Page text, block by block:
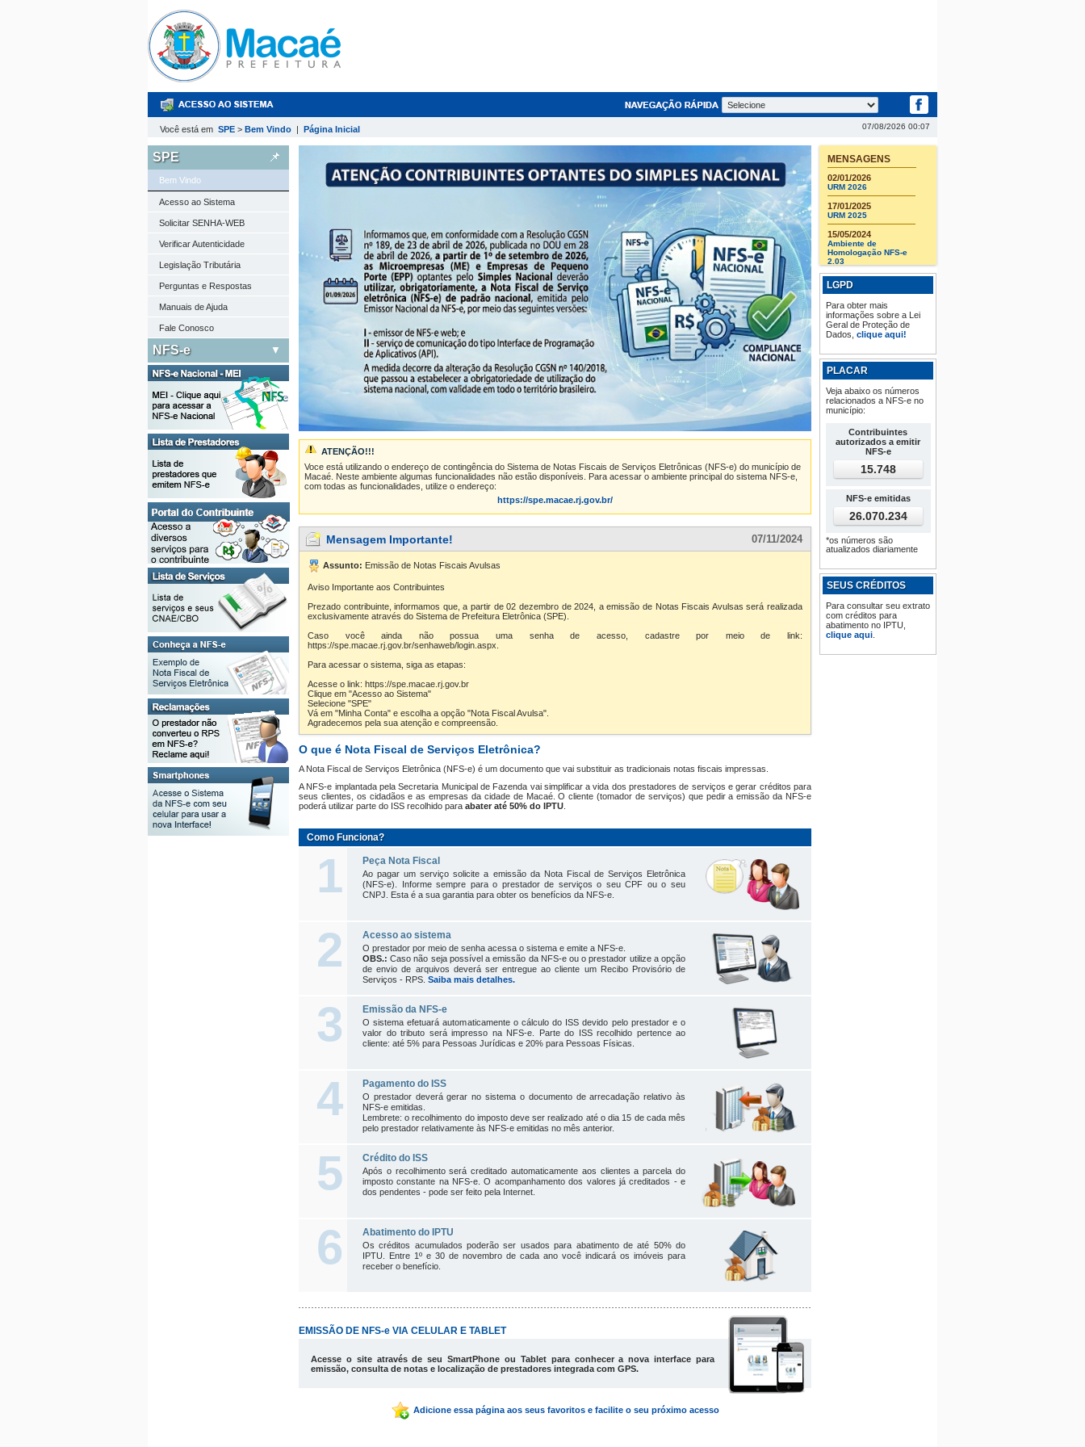
Você está em SPE > Bem Vindo | Página Inicial 07/08/2026 00:07
SPE
Bem Vindo
Acesso ao Sistema
Solicitar SENHA-WEB
Verificar Autenticidade
Legislação Tributária
Perguntas e Respostas
Manuais de Ajuda
Fale Conosco
NFS-e
Consulte seus Créditos
Verifique a Autenticidade
Consulta de RPS
MENSAGENS
02/01/2026
URM 2026
17/01/2025
URM 2025
15/05/2024
Ambiente de
Homologação NFS-e
2.03
03/01/2024
URM 2024
10/07/2023
Ambiente de
Homologação
URM 2023
17/01/2021
06/01/2021
URM 2021
30/12/2019
URM 2020
URM 2019
URM 2018
29/12/2016
URM 2017
LGPD
Para obter mais
informações sobre a Lei
Geral de Proteção de
Dados, clique aqui!
PLACAR
Veja abaixo os números
relacionados a NFS-e no
município:
Contribuintes
autorizados a emitir
NFS-e
15.748
NFS-e emitidas
26.070.234
*os números são
atualizados diariamente
SEUS CRÉDITOS
Para consultar seu extrato
com créditos para
abatimento no IPTU,
clique aqui.
ATENÇÃO!!!
Voce está utilizando o endereço de contingência do Sistema de Notas Fiscais de Serviços Eletrônicas (NFS-e) do município de
Macaé. Neste ambiente algumas funcionalidades não estão disponíveis. Para acessar o ambiente principal do sistema NFS-e,
com todas as funcionalidades, utilize o endereço:
https://spe.macae.rj.gov.br/
Mensagem Importante! 07/11/2024
Assunto: Emissão de Notas Fiscais Avulsas
Aviso Importante aos Contribuintes
Prezado contribuinte, informamos que, a partir de 02 dezembro de 2024, a emissão de Notas Fiscais Avulsas será realizada
exclusivamente através do Sistema de Prefeitura Eletrônica (SPE).
Caso você ainda não possua uma senha de acesso, cadastre por meio de link:
https://spe.macae.rj.gov.br/senhaweb/login.aspx.
Para acessar o sistema, siga as etapas:
Acesse o link: https://spe.macae.rj.gov.br
Clique em "Acesso ao Sistema"
Selecione "SPE"
Vá em "Minha Conta" e escolha a opção "Nota Fiscal Avulsa".
Agradecemos pela sua atenção e compreensão.
O que é Nota Fiscal de Serviços Eletrônica?
A Nota Fiscal de Serviços Eletrônica (NFS-e) é um documento que vai substituir as tradicionais notas fiscais impressas.
A NFS-e implantada pela Secretaria Municipal de Fazenda vai simplificar a vida dos prestadores de serviços e gerar créditos para
seus clientes, os cidadãos e as empresas da cidade de Macaé. O cliente (tomador de serviços) que pedir a emissão da NFS-e
poderá utilizar parte do ISS recolhido para abater até 50% do IPTU.
Como Funciona?
1 Peça Nota Fiscal
Ao pagar um serviço solicite a emissão da Nota Fiscal de Serviços Eletrônica
(NFS-e). Informe sempre para o prestador de serviços o seu CPF ou o seu
CNPJ. Esta é a sua garantia para obter os benefícios da NFS-e.
2 Acesso ao sistema
O prestador por meio de senha acessa o sistema e emite a NFS-e.
OBS.: Caso não seja possível a emissão da NFS-e ou o prestador utilize a opção
de envio de arquivos deverá ser entregue ao cliente um Recibo Provisório de
Serviços - RPS. Saiba mais detalhes.
3 Emissão da NFS-e
O sistema efetuará automaticamente o cálculo do ISS devido pelo prestador e o
valor do tributo será impresso na NFS-e. Parte do ISS recolhido pertence ao
cliente: até 5% para Pessoas Jurídicas e 20% para Pessoas Físicas.
4 Pagamento do ISS
O prestador deverá gerar no sistema o documento de arrecadação relativo às
NFS-e emitidas.
Lembrete: o recolhimento do imposto deve ser realizado até o dia 15 de cada mês
pelo prestador relativamente às NFS-e emitidas no mês anterior.
5 Crédito do ISS
Após o recolhimento será creditado automaticamente aos clientes a parcela do
imposto constante na NFS-e. O acompanhamento dos valores já creditados - e
dos pendentes - pode ser feito pela Internet.
6 Abatimento do IPTU
Os créditos acumulados poderão ser usados para abatimento de até 50% do
IPTU. Entre 1º e 30 de novembro de cada ano você indicará os imóveis para
receber o benefício.
EMISSÃO DE NFS-e VIA CELULAR E TABLET
Acesse o site através de seu SmartPhone ou Tablet para conhecer a nova interface para
emissão, consulta de notas e localização de prestadores integrada com GPS.
Adicione essa página aos seus favoritos e facilite o seu próximo acesso